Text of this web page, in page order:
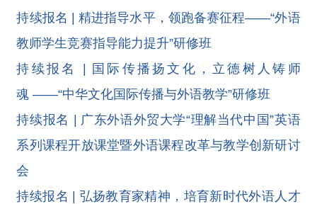
持续报名 | 精进指导水平，领跑备赛征程——“外语
教师学生竞赛指导能力提升”研修班
持续报名 | 国际传播扬文化，立德树人铸师
魂 ——“中华文化国际传播与外语教学”研修班
持续报名 | 广东外语外贸大学“理解当代中国”英语
系列课程开放课堂暨外语课程改革与教学创新研讨
会
持续报名 | 弘扬教育家精神，培育新时代外语人才